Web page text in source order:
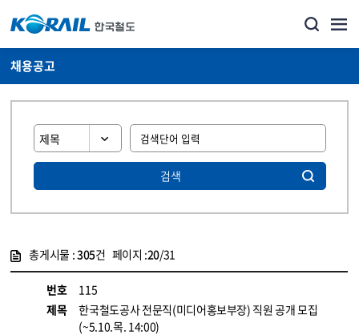
채용공고
검색
총게시물 :305건 페이지 :20/31
번호
115
제목
한국철도공사 전문직(미디어홍보부장) 직원 공개 모집
(~5.10.목. 14:00)